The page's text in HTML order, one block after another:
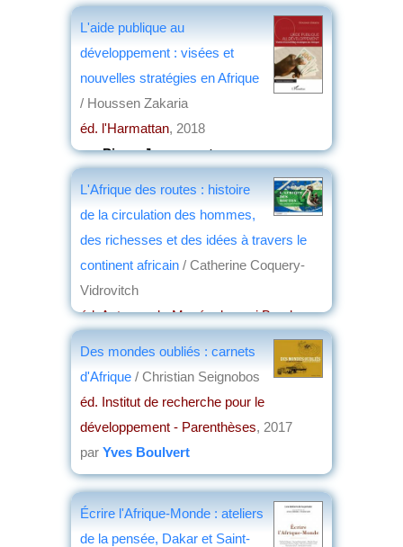
L'aide publique au
développement : visées et
nouvelles stratégies en Afrique
/ Houssen Zakaria
éd. l'Harmattan, 2018
parPierre Jacquemot
L'Afrique des routes : histoire
de la circulation des hommes,
des richesses et des idées à travers le
continent africain / Catherine Coquery-
Vidrovitch
éd. Actes sud - Musée du quai Branly-
Des mondes oubliés : carnets
d'Afrique / Christian Seignobos
éd. Institut de recherche pour le
développement - Parenthèses, 2017
par Yves Boulvert
Écrire l'Afrique-Monde : ateliers
de la pensée, Dakar et Saint-